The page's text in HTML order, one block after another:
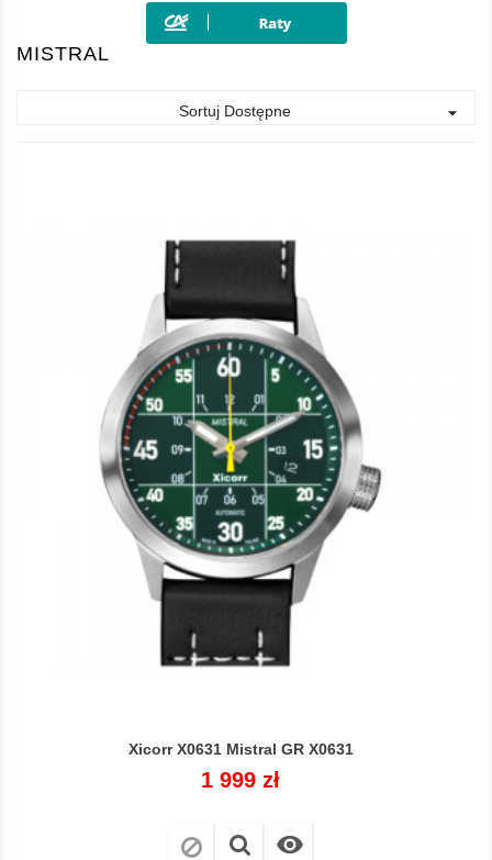
MISTRAL
Sortuj Dostępne 
Xicorr X0631 Mistral GR X0631
Cena
1 999 zł
